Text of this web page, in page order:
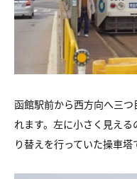
函館駅前から西方向へ三
れます。左に小さく見え
り替えを行っていた操車塔